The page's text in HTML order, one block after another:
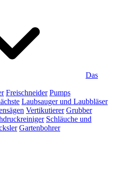
Das
Freischneider Pumps
Laubsauger und Laubbläser
Vertikutierer Grubber
Schläuche und
Gartenbohrer